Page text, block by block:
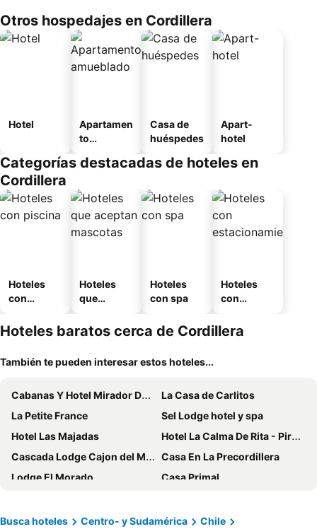
Otros hospedajes en Cordillera
Hotel
Apartamen
to
o
Casa de
huéspedes
Apart-
hotel
Categorías destacadas de hoteles en
Cordillera
Hoteles
con
Hoteles
que
mascotas
Hoteles
con spa
Hoteles
con
miento
Hoteles baratos cerca de Cordillera
También te pueden interesar estos hoteles...
Cabanas Y Hotel Mirador Del Maipo
La Casa de Carlitos
La Petite France
Sel Lodge hotel y spa
Hotel Las Majadas
Hotel La Calma De Rita - Pirque
Cascada Lodge Cajon del Maipo
Casa En La Precordillera
Lodge El Morado
Casa Primal
Hotel QamaQi
Cascada de las Animas
Busca hoteles Centro- y Sudamérica
Chile